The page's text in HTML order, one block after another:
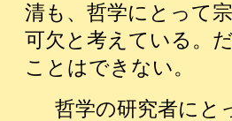
清も、哲学にとって
可欠と考えている。
ことはできない。
哲学の研究者にと